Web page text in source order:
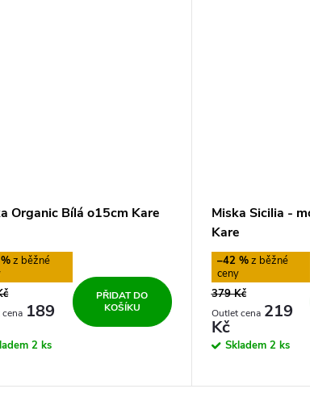
Organic Bílá o15cm Kare
189
2 ks
PŘIDAT DO
KOŠÍKU
Miska Sicilia -
Kare
–42 %
379 Kč
219
Kč
Skladem 2 ks